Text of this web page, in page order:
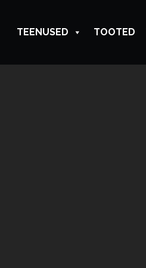
TEENUSED TOOTED